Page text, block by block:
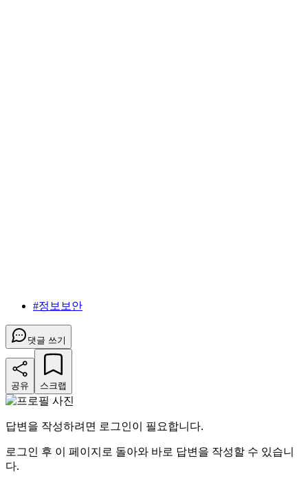
#정보보안
댓글 쓰기
공유 스크랩
답변을 작성하려면 로그인이 필요합니다.
로그인 후 이 페이지로 돌아와 바로 답변을 작성할 수 있습니
다.